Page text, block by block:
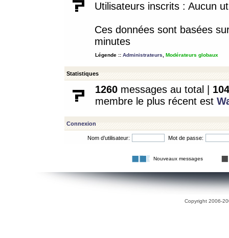
Utilisateurs inscrits : Aucun
Ces données sont basées
minutes
Légende :: Administrateurs Modérateurs globaux
Statistiques
1260 messages au total | 104
membre le plus récent est
Connexion
Nom d’utilisateur: Mot de passe:
Nouveaux messages
Copyright 2006-